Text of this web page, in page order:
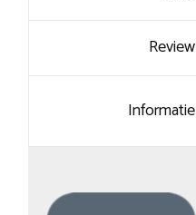
Review
Informatie